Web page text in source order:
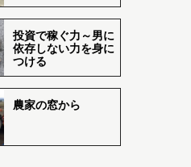
投資で稼ぐ力～男に
依存しない力を身に
つける
農家の窓から